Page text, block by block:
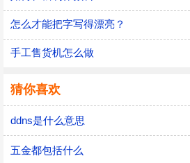
怎么才能把字写得漂亮？
手工售货机怎么做
猜你喜欢
ddns是什么意思
五金都包括什么